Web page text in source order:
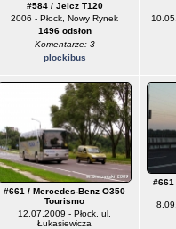
#584 / Jelcz T120
2006 - Płock, Nowy Rynek
1496 odsłon
Komentarze: 3
plockibus
#661 / Mercedes-Benz O350
Tourismo
12.07.2009 - Płock, ul.
Łukasiewicza
#661